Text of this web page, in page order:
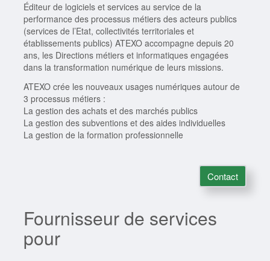
Éditeur de logiciels et services au service de la
performance des processus métiers des acteurs publics
(services de l’Etat, collectivités territoriales et
établissements publics) ATEXO accompagne depuis 20
ans, les Directions métiers et informatiques engagées
dans la transformation numérique de leurs missions.
ATEXO crée les nouveaux usages numériques autour de
3 processus métiers :
La gestion des achats et des marchés publics
La gestion des subventions et des aides individuelles
La gestion de la formation professionnelle
Contact
Fournisseur de services
pour